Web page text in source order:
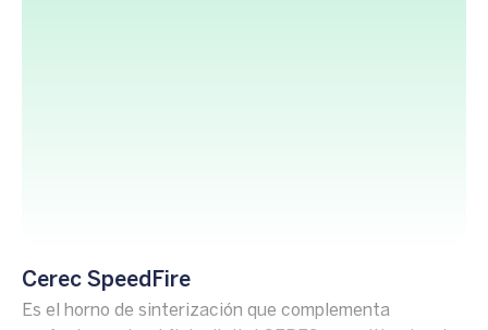
Cerec SpeedFire
Es el horno de sinterización que complementa